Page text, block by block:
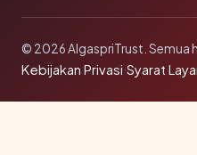
© 2026 AlgaspriTrust. Semua
Kebijakan Privasi·Syarat